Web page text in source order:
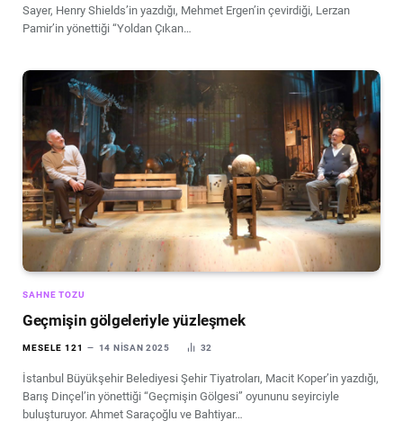
Sayer, Henry Shields’in yazdığı, Mehmet Ergen’in çevirdiği, Lerzan
Pamir’in yönettiği “Yoldan Çıkan…
SAHNE TOZU
Geçmişin gölgeleriyle yüzleşmek
MESELE 121 14 NISAN 2025 32
İstanbul Büyükşehir Belediyesi Şehir Tiyatroları, Macit Koper’in yazdığı,
Barış Dinçel’in yönettiği “Geçmişin Gölgesi” oyununu seyirciyle
buluşturuyor. Ahmet Saraçoğlu ve Bahtiyar…